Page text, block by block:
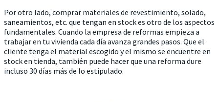
Por otro lado, comprar materiales de revestimiento, solado,
saneamientos, etc. que tengan en stock es otro de los aspectos
fundamentales. Cuando la empresa de reformas empieza a
trabajar en tu vivienda cada día avanza grandes pasos. Que el
cliente tenga el material escogido y el mismo se encuentre en
stock en tienda, también puede hacer que una reforma dure
incluso 30 días más de lo estipulado.